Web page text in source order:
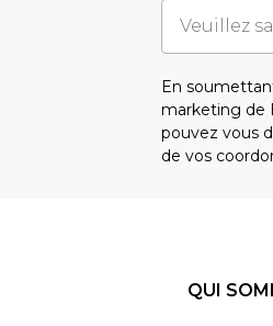
En
marketing de
pouvez vous
de vos
QUI